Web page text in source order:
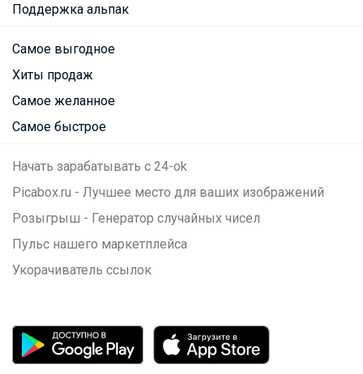
Поддержка альпак
Самое выгодное
Хиты продаж
Самое желанное
Самое быстрое
Начать зарабатывать с 24-ok
Picabox.ru - Лучшее место для ваших изображений
Розыгрыш - Генератор случайных чисел
Пульс нашего маркетплейса
Укорачиватель ссылок